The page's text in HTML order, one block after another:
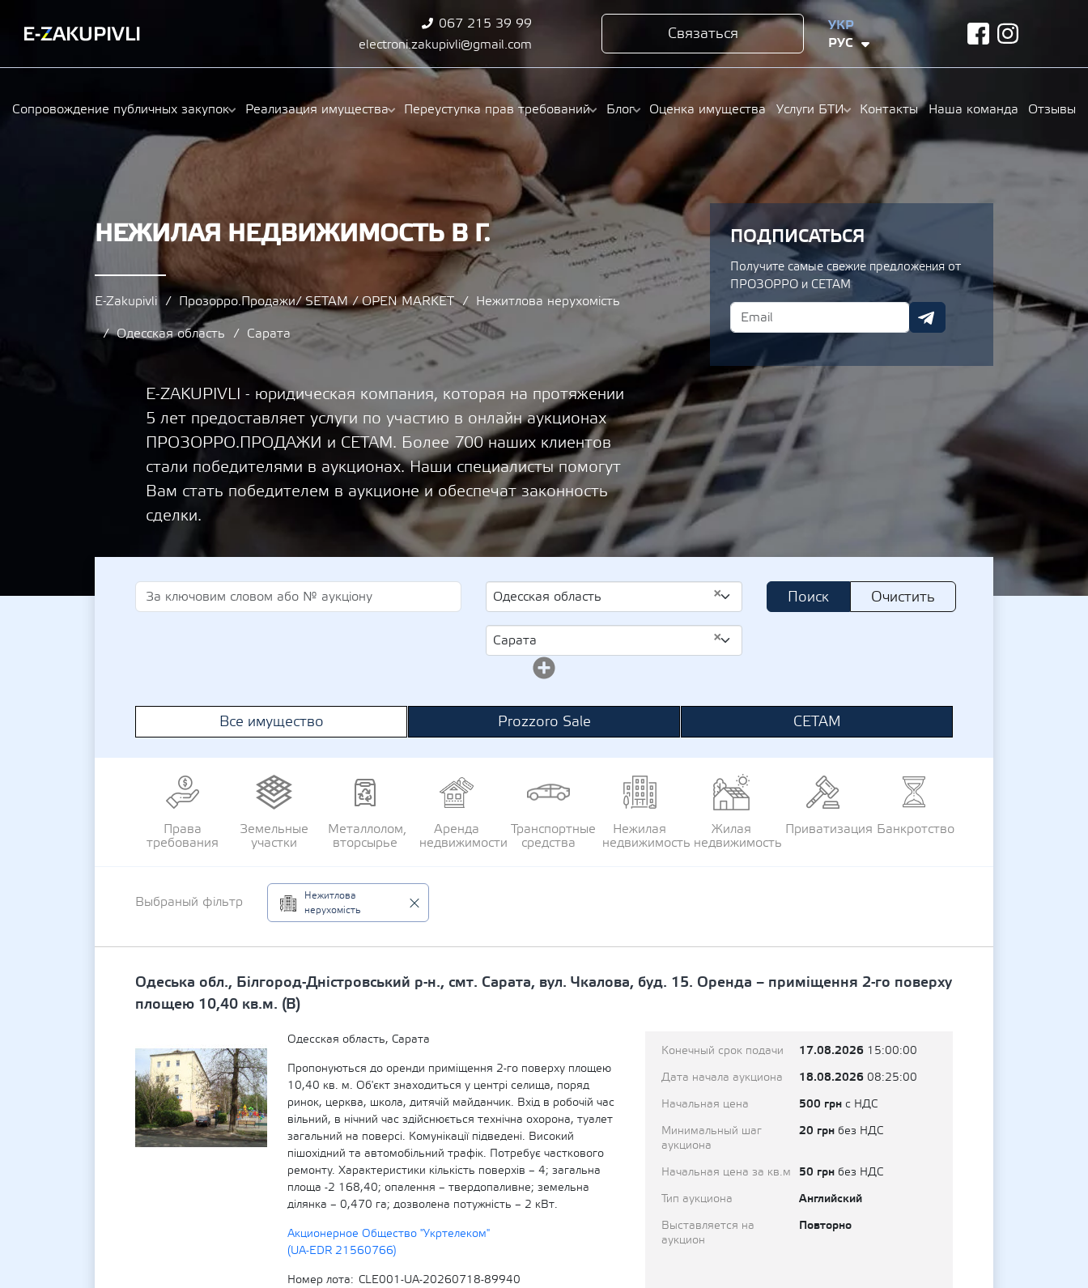
067 215 39 99
electroni.zakupivli@gmail.com
Связаться
УКР
РУС
facebook
Сопровождение публичных закупок Реализация имущества Переуступка прав требований Блог Оценка имущества Услуги БТИ Контакты Наша команда Отзывы
НЕЖИЛАЯ НЕДВИЖИМОСТЬ В Г.
E-Zakupivli Прозорро.Продажи/ SETAM / OPEN MARKET
Нежитлова нерухомість
Одесская область
Сарата
E-ZAKUPIVLI - юридическая компания, которая на протяжении
5 лет предоставляет услуги по участию в онлайн аукционах
ПРОЗОРРО.ПРОДАЖИ и СЕТАМ. Более 700 наших клиентов
стали победителями в аукционах. Наши специалисты помогут
Вам стать победителем в аукционе и обеспечат законность
сделки.
ПОДПИСАТЬСЯ
Получите самые свежие предложения от
ПРОЗОРРО и СЕТАМ
×
Одесская область
×
Сарата
Поиск Очистить
Все имущество Prozzoro Sale СЕТАМ
Права
требования
Земельные
участки
Металлолом,
вторсырье
Аренда
недвижимости
Транспортные
средства
Нежилая
недвижимость
Жилая
недвижимость
Приватизация Банкротство
Выбраный фільтр
Нежитлова
нерухомість
Одеська обл., Білгород-Дністровський р-н., смт. Сарата, вул. Чкалова, буд. 15. Оренда – приміщення 2-го поверху
площею 10,40 кв.м. (В)
Одесская область, Сарата
Пропонуються до оренди приміщення 2-го поверху площею
10,40 кв. м. Об'єкт знаходиться у центрі селища, поряд
ринок, церква, школа, дитячій майданчик. Вхід в робочій час
вільний, в нічний час здійснюється технічна охорона, туалет
загальний на поверсі. Комунікації підведені. Високий
пішохідний та автомобільний трафік. Потребує часткового
ремонту. Характеристики кількість поверхів – 4; загальна
площа -2 168,40; опалення – твердопаливне; земельна
ділянка – 0,470 га; дозволена потужність – 2 кВт.
Акционерное Общество "Укртелеком"
(UA-EDR 21560766)
Номер лота
CLE001-UA-20260718-89940
Конечный срок подачи 17.08.2026 15:00:00
Дата начала аукциона
18.08.2026 08:25:00
Начальная цена
500 грн с НДС
Минимальный шаг
аукциона
20 грн без НДС
Начальная цена за кв.м 50 грн без НДС
Тип аукциона
Английский
Выставляется на
аукцион
Повторно